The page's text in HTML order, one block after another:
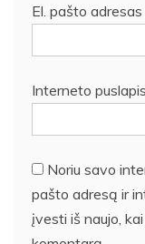
El. pašto adresas
Interneto puslapis
Noriu savo
pašto adresą ir
įvesti iš naujo,